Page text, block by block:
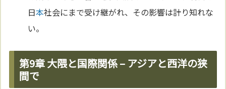
日本社会にまで受け継がれ、その影響は計り知れな
い。
第9章 大隈と国際関係 – アジアと西洋の狭
間で